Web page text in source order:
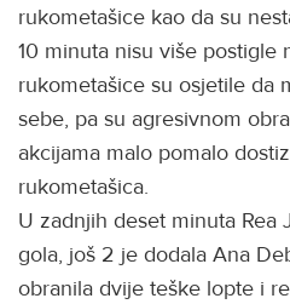
rukometašice kao da su
10 minuta nisu više postigle
rukometašice su osjetile da
sebe, pa su agresivnom
akcijama malo pomalo
rukometašica.
U zadnjih deset minuta Rea
gola, još 2 je dodala Ana
obranila dvije teške lopte i